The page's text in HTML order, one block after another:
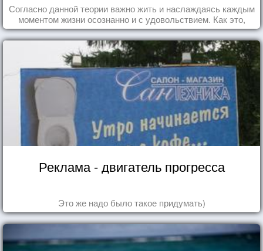
Согласно данной теории важно жить и наслаждаясь каждым
моментом жизни осознанно и с удовольствием. Как это,
попробуем разобраться на реальных примерах.
Реклама - двигатель прогресса
Это же надо было такое придумать)